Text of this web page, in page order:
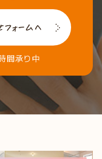
間承り中